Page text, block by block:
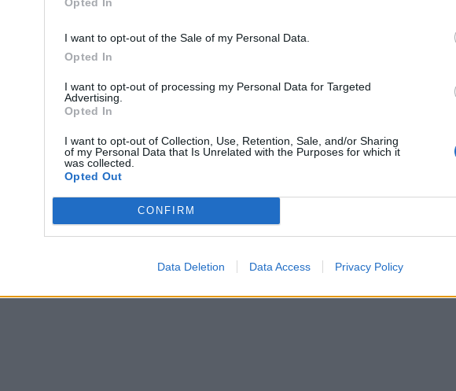
I want to opt-out of the Sale of my Personal Data.
Opted In
I want to opt-out of processing my Personal Data for Targeted
Advertising.
Opted In
I want to opt-out of Collection, Use, Retention, Sale, and/or Sharing
of my Personal Data that Is Unrelated with the Purposes for which it
was collected.
Opted Out
CONFIRM
Data Deletion Data Access Privacy Policy